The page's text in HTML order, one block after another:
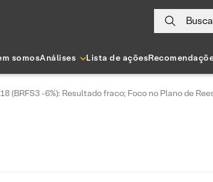
somosAnálises Lista de ações
(BRFS3 -6%): Resultado fraco; Foco no Plano de